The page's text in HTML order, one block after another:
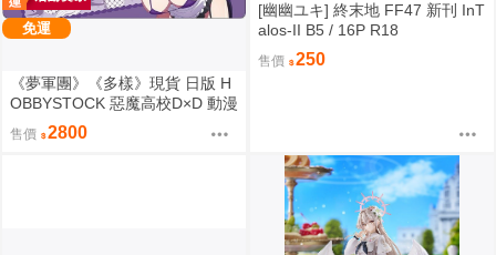
免運
《夢軍團》《多樣》現貨 日版 H
OBBYSTOCK 惡魔高校D×D 動漫
桌墊 卡墊 姬島朱乃
售價 2800
[幽幽ユキ] 終末地 FF47 新刊 InT
alos-II B5 / 16P R18
售價 250